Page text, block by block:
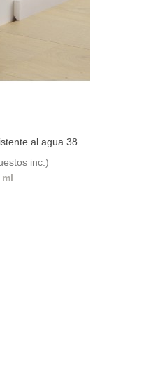
A lista de deseos
al agua 38
inc.)
ml